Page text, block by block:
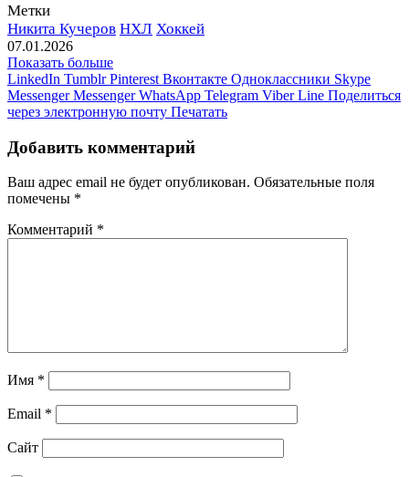
Метки
Никита Кучеров НХЛ Хоккей
07.01.2026
Показать больше
LinkedIn Tumblr Pinterest Вконтакте Одноклассники Skype
Messenger Messenger WhatsApp Telegram Viber Line Поделиться
через электронную почту Печатать
Добавить комментарий
Ваш адрес email не будет опубликован. Обязательные поля
помечены *
Комментарий *
Имя *
Email *
Сайт